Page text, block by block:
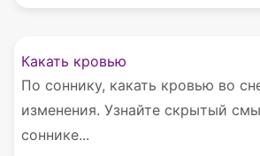
Какать кровью
По соннику, какать кровью во
изменения. Узнайте скрытый
соннике...